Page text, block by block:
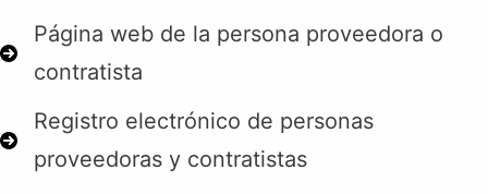
Página web de la persona proveedora o
contratista
Registro electrónico de personas
proveedoras y contratistas